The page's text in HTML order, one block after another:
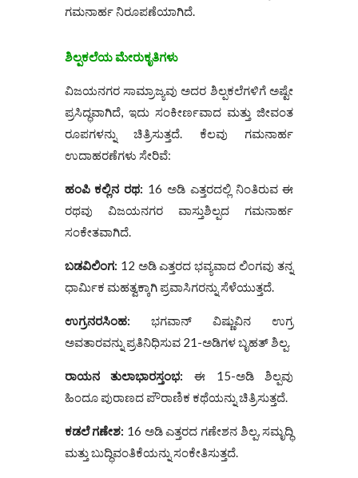
ಗಮನಾರ್ಹ ನಿರೂಪಣೆಯಾಗಿದೆ.
ಶಿಲ್ಪಕಲೆಯ ಮೇರುಕೃತಿಗಳು
ವಿಜಯನಗರ ಸಾಮ್ರಾಜ್ಯವು ಅದರ ಶಿಲ್ಪಕಲೆಗಳಿಗೆ ಅಷ್ಟೇ
ಪ್ರಸಿದ್ಧವಾಗಿದೆ, ಇದು ಸಂಕೀರ್ಣವಾದ ಮತ್ತು ಜೀವಂತ
ರೂಪಗಳನ್ನು ಚಿತ್ರಿಸುತ್ತದೆ. ಕೆಲವು ಗಮನಾರ್ಹ
ಉದಾಹರಣೆಗಳು ಸೇರಿವೆ:
ಹಂಪಿ ಕಲ್ಲಿನ ರಥ: 16 ಅಡಿ ಎತ್ತರದಲ್ಲಿ ನಿಂತಿರುವ ಈ
ರಥವು ವಿಜಯನಗರ ವಾಸ್ತುಶಿಲ್ಪದ ಗಮನಾರ್ಹ
ಸಂಕೇತವಾಗಿದೆ.
ಬಡವಿಲಿಂಗ: 12 ಅಡಿ ಎತ್ತರದ ಭವ್ಯವಾದ ಲಿಂಗವು ತನ್ನ
ಧಾರ್ಮಿಕ ಮಹತ್ವಕ್ಕಾಗಿ ಪ್ರವಾಸಿಗರನ್ನು ಸೆಳೆಯುತ್ತದೆ.
ಉಗ್ರನರಸಿಂಹ: ಭಗವಾನ್ ವಿಷ್ಣುವಿನ ಉಗ್ರ
ಅವತಾರವನ್ನು ಪ್ರತಿನಿಧಿಸುವ 21-ಅಡಿಗಳ ಬೃಹತ್ ಶಿಲ್ಪ.
ರಾಯನ ತುಲಾಭಾರಸ್ತಂಭ: ಈ 15-ಅಡಿ ಶಿಲ್ಪವು
ಹಿಂದೂ ಪುರಾಣದ ಪೌರಾಣಿಕ ಕಥೆಯನ್ನು ಚಿತ್ರಿಸುತ್ತದೆ.
ಕಡಲೆ ಗಣೇಶ: 16 ಅಡಿ ಎತ್ತರದ ಗಣೇಶನ ಶಿಲ್ಪ, ಸಮೃದ್ಧಿ
ಮತ್ತು ಬುದ್ಧಿವಂತಿಕೆಯನ್ನು ಸಂಕೇತಿಸುತ್ತದೆ.